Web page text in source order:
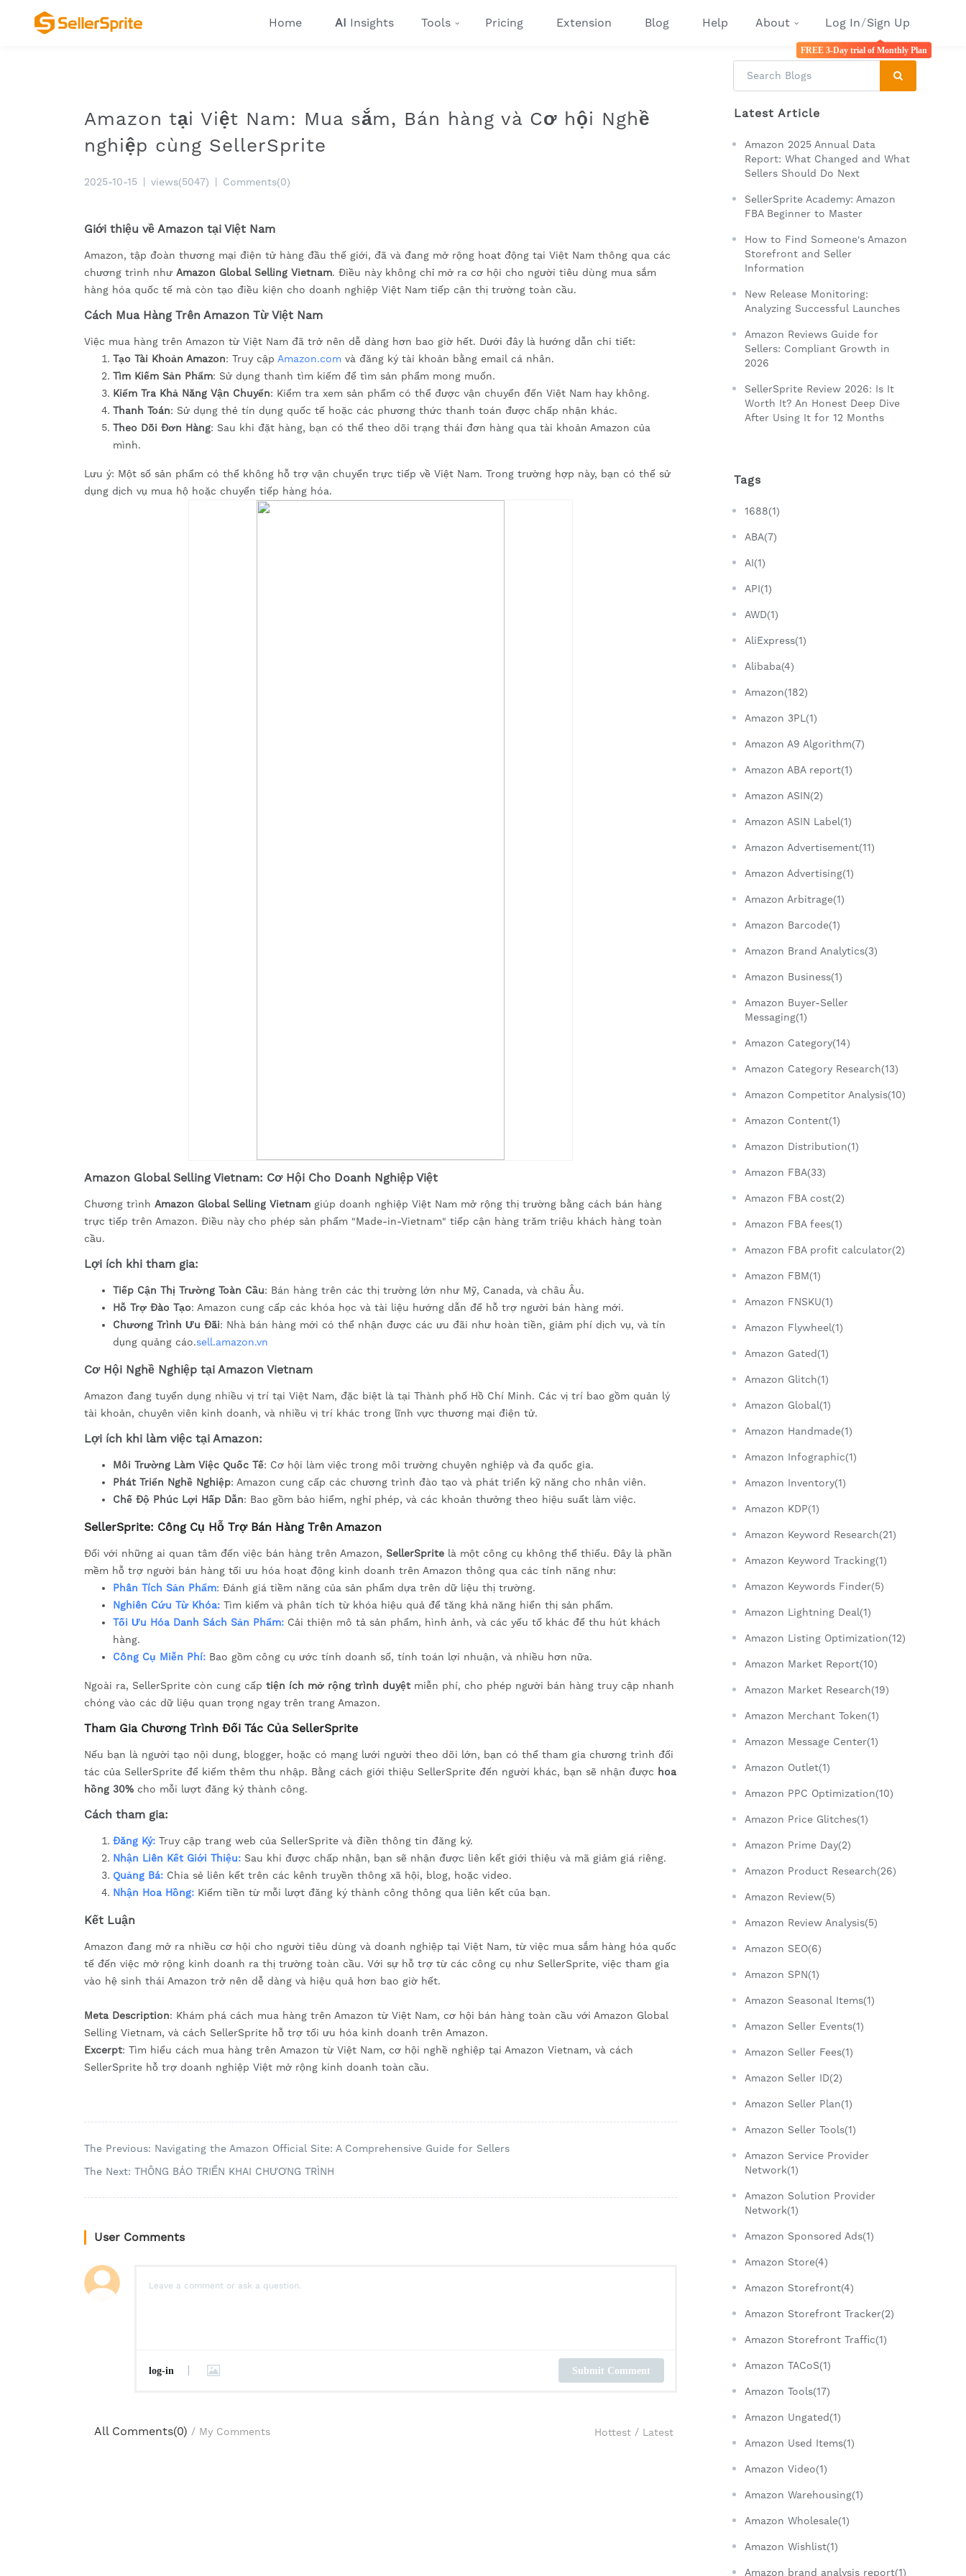
Home AI Insights Tools Pricing Extension Blog Help About Log In/Sign Up
FREE 3-Day trial of Monthly Plan
Amazon tại Việt Nam: Mua sắm, Bán hàng và Cơ hội Nghề
nghiệp cùng SellerSprite
2025-10-15 views(5047) Comments(0)
Giới thiệu về Amazon tại Việt Nam
Amazon, tập đoàn thương mại điện tử hàng đầu thế giới, đã và đang mở rộng hoạt động tại Việt Nam thông qua các
chương trình như Amazon Global Selling Vietnam. Điều này không chỉ mở ra cơ hội cho người tiêu dùng mua sắm
hàng hóa quốc tế mà còn tạo điều kiện cho doanh nghiệp Việt Nam tiếp cận thị trường toàn cầu.
Cách Mua Hàng Trên Amazon Từ Việt Nam
Việc mua hàng trên Amazon từ Việt Nam đã trở nên dễ dàng hơn bao giờ hết. Dưới đây là hướng dẫn chi tiết:
Tạo Tài Khoản Amazon: Truy cập Amazon.com và đăng ký tài khoản bằng email cá nhân.
Tìm Kiếm Sản Phẩm: Sử dụng thanh tìm kiếm để tìm sản phẩm mong muốn.
Kiểm Tra Khả Năng Vận Chuyển: Kiểm tra xem sản phẩm có thể được vận chuyển đến Việt Nam hay không.
Thanh Toán: Sử dụng thẻ tín dụng quốc tế hoặc các phương thức thanh toán được chấp nhận khác.
Theo Dõi Đơn Hàng: Sau khi đặt hàng, bạn có thể theo dõi trạng thái đơn hàng qua tài khoản Amazon của
mình.
Lưu ý: Một số sản phẩm có thể không hỗ trợ vận chuyển trực tiếp về Việt Nam. Trong trường hợp này, bạn có thể sử
dụng dịch vụ mua hộ hoặc chuyển tiếp hàng hóa.
Amazon Global Selling Vietnam: Cơ Hội Cho Doanh Nghiệp Việt
Chương trình Amazon Global Selling Vietnam giúp doanh nghiệp Việt Nam mở rộng thị trường bằng cách bán hàng
trực tiếp trên Amazon. Điều này cho phép sản phẩm "Made-in-Vietnam" tiếp cận hàng trăm triệu khách hàng toàn
cầu.
Lợi ích khi tham gia:
Tiếp Cận Thị Trường Toàn Cầu: Bán hàng trên các thị trường lớn như Mỹ, Canada, và châu Âu.
Hỗ Trợ Đào Tạo: Amazon cung cấp các khóa học và tài liệu hướng dẫn để hỗ trợ người bán hàng mới.
Chương Trình Ưu Đãi: Nhà bán hàng mới có thể nhận được các ưu đãi như hoàn tiền, giảm phí dịch vụ, và tín
dụng quảng cáo.sell.amazon.vn
Cơ Hội Nghề Nghiệp tại Amazon Vietnam
Amazon đang tuyển dụng nhiều vị trí tại Việt Nam, đặc biệt là tại Thành phố Hồ Chí Minh. Các vị trí bao gồm quản lý
tài khoản, chuyên viên kinh doanh, và nhiều vị trí khác trong lĩnh vực thương mại điện tử.
Lợi ích khi làm việc tại Amazon:
Môi Trường Làm Việc Quốc Tế: Cơ hội làm việc trong môi trường chuyên nghiệp và đa quốc gia.
Phát Triển Nghề Nghiệp: Amazon cung cấp các chương trình đào tạo và phát triển kỹ năng cho nhân viên.
Chế Độ Phúc Lợi Hấp Dẫn: Bao gồm bảo hiểm, nghỉ phép, và các khoản thưởng theo hiệu suất làm việc.
SellerSprite: Công Cụ Hỗ Trợ Bán Hàng Trên Amazon
Đối với những ai quan tâm đến việc bán hàng trên Amazon, SellerSprite là một công cụ không thể thiếu. Đây là phần
mềm hỗ trợ người bán hàng tối ưu hóa hoạt động kinh doanh trên Amazon thông qua các tính năng như:
Phân Tích Sản Phẩm: Đánh giá tiềm năng của sản phẩm dựa trên dữ liệu thị trường.
Nghiên Cứu Từ Khóa: Tìm kiếm và phân tích từ khóa hiệu quả để tăng khả năng hiển thị sản phẩm.
Tối Ưu Hóa Danh Sách Sản Phẩm: Cải thiện mô tả sản phẩm, hình ảnh, và các yếu tố khác để thu hút khách
hàng.
Công Cụ Miễn Phí: Bao gồm công cụ ước tính doanh số, tính toán lợi nhuận, và nhiều hơn nữa.
Ngoài ra, SellerSprite còn cung cấp tiện ích mở rộng trình duyệt miễn phí, cho phép người bán hàng truy cập nhanh
chóng vào các dữ liệu quan trọng ngay trên trang Amazon.
Tham Gia Chương Trình Đối Tác Của SellerSprite
Nếu bạn là người tạo nội dung, blogger, hoặc có mạng lưới người theo dõi lớn, bạn có thể tham gia chương trình đối
tác của SellerSprite để kiếm thêm thu nhập. Bằng cách giới thiệu SellerSprite đến người khác, bạn sẽ nhận được hoa
hồng 30% cho mỗi lượt đăng ký thành công.
Cách tham gia:
Đăng Ký: Truy cập trang web của SellerSprite và điền thông tin đăng ký.
Nhận Liên Kết Giới Thiệu: Sau khi được chấp nhận, bạn sẽ nhận được liên kết giới thiệu và mã giảm giá riêng.
Quảng Bá: Chia sẻ liên kết trên các kênh truyền thông xã hội, blog, hoặc video.
Nhận Hoa Hồng: Kiếm tiền từ mỗi lượt đăng ký thành công thông qua liên kết của bạn.
Kết Luận
Amazon đang mở ra nhiều cơ hội cho người tiêu dùng và doanh nghiệp tại Việt Nam, từ việc mua sắm hàng hóa quốc
tế đến việc mở rộng kinh doanh ra thị trường toàn cầu. Với sự hỗ trợ từ các công cụ như SellerSprite, việc tham gia
vào hệ sinh thái Amazon trở nên dễ dàng và hiệu quả hơn bao giờ hết.
Meta Description: Khám phá cách mua hàng trên Amazon từ Việt Nam, cơ hội bán hàng toàn cầu với Amazon Global
Selling Vietnam, và cách SellerSprite hỗ trợ tối ưu hóa kinh doanh trên Amazon.
Excerpt: Tìm hiểu cách mua hàng trên Amazon từ Việt Nam, cơ hội nghề nghiệp tại Amazon Vietnam, và cách
SellerSprite hỗ trợ doanh nghiệp Việt mở rộng kinh doanh toàn cầu.
The Previous: Navigating the Amazon Official Site: A Comprehensive Guide for Sellers
The Next: ​​THÔNG BÁO TRIỂN KHAI CHƯƠNG TRÌNH
User Comments
log-in Submit Comment
All Comments(0) / My Comments Hottest / Latest
Latest Article
Amazon 2025 Annual Data
Report: What Changed and What
Sellers Should Do Next
SellerSprite Academy: Amazon
FBA Beginner to Master
How to Find Someone's Amazon
Storefront and Seller
Information
New Release Monitoring:
Analyzing Successful Launches
Amazon Reviews Guide for
Sellers: Compliant Growth in
2026
SellerSprite Review 2026: Is It
Worth It? An Honest Deep Dive
After Using It for 12 Months
Tags
1688(1)
ABA(7)
AI(1)
API(1)
AWD(1)
AliExpress(1)
Alibaba(4)
Amazon(182)
Amazon 3PL(1)
Amazon A9 Algorithm(7)
Amazon ABA report(1)
Amazon ASIN(2)
Amazon ASIN Label(1)
Amazon Advertisement(11)
Amazon Advertising(1)
Amazon Arbitrage(1)
Amazon Barcode(1)
Amazon Brand Analytics(3)
Amazon Business(1)
Amazon Buyer-Seller
Messaging(1)
Amazon Category(14)
Amazon Category Research(13)
Amazon Competitor Analysis(10)
Amazon Content(1)
Amazon Distribution(1)
Amazon FBA(33)
Amazon FBA cost(2)
Amazon FBA fees(1)
Amazon FBA profit calculator(2)
Amazon FBM(1)
Amazon FNSKU(1)
Amazon Flywheel(1)
Amazon Gated(1)
Amazon Glitch(1)
Amazon Global(1)
Amazon Handmade(1)
Amazon Infographic(1)
Amazon Inventory(1)
Amazon KDP(1)
Amazon Keyword Research(21)
Amazon Keyword Tracking(1)
Amazon Keywords Finder(5)
Amazon Lightning Deal(1)
Amazon Listing Optimization(12)
Amazon Market Report(10)
Amazon Market Research(19)
Amazon Merchant Token(1)
Amazon Message Center(1)
Amazon Outlet(1)
Amazon PPC Optimization(10)
Amazon Price Glitches(1)
Amazon Prime Day(2)
Amazon Product Research(26)
Amazon Review(5)
Amazon Review Analysis(5)
Amazon SEO(6)
Amazon SPN(1)
Amazon Seasonal Items(1)
Amazon Seller Events(1)
Amazon Seller Fees(1)
Amazon Seller ID(2)
Amazon Seller Plan(1)
Amazon Seller Tools(1)
Amazon Service Provider
Network(1)
Amazon Solution Provider
Network(1)
Amazon Sponsored Ads(1)
Amazon Store(4)
Amazon Storefront(4)
Amazon Storefront Tracker(2)
Amazon Storefront Traffic(1)
Amazon TACoS(1)
Amazon Tools(17)
Amazon Ungated(1)
Amazon Used Items(1)
Amazon Video(1)
Amazon Warehousing(1)
Amazon Wholesale(1)
Amazon Wishlist(1)
Amazon brand analysis report(1)